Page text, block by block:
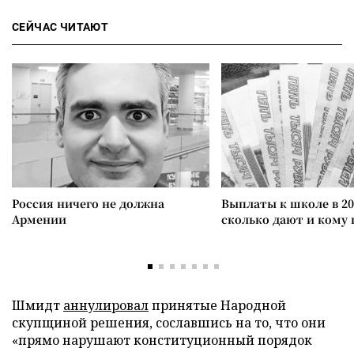
СЕЙЧАС ЧИТАЮТ
Россия ничего не должна
Армении
Выплаты к школе в
сколько дают и
Шмидт аннулировалпринятые Народной
скупщиной решения, сославшись на то, что они
«прямо нарушают конституционный порядок